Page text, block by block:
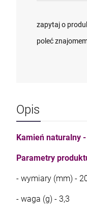
zapytaj o
poleć
Opis
Kamień naturalny
Parametry
- wymiary (mm) -
- waga (g) - 3,3